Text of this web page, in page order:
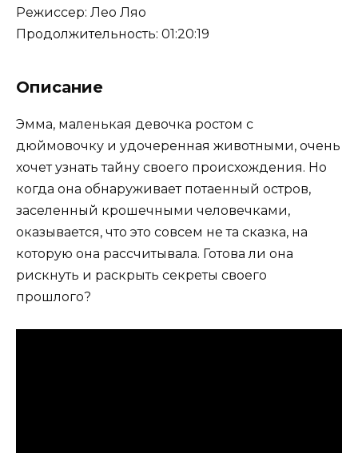
Режиссер: Лео Ляо
Продолжительность: 01:20:19
Описание
Эмма, маленькая девочка ростом с
дюймовочку и удочеренная животными, очень
хочет узнать тайну своего происхождения. Но
когда она обнаруживает потаенный остров,
заселенный крошечными человечками,
оказывается, что это совсем не та сказка, на
которую она рассчитывала. Готова ли она
рискнуть и раскрыть секреты своего
прошлого?